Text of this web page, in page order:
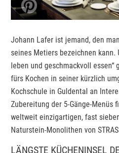
Johann Lafer ist jemand, den
seines Metiers bezeichnen kann.
leben und geschmackvoll
fürs Kochen in seiner kürzlich
Kochschule in Guldental an
Zubereitung der 5-Gänge-Menüs
weltweit einzigartigen, fast
Naturstein-Monolithen von
LÄNGSTE KÜCHENINSEL